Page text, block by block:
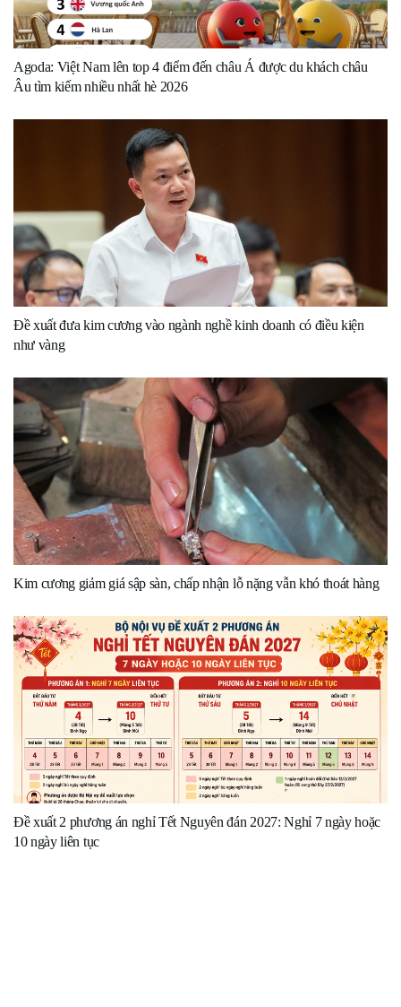
Agoda: Việt Nam lên top 4 điểm đến châu Á được du khách châu
Âu tìm kiếm nhiều nhất hè 2026
Đề xuất đưa kim cương vào ngành nghề kinh doanh có điều kiện
như vàng
Kim cương giảm giá sập sàn, chấp nhận lỗ nặng vẫn khó thoát hàng
Đề xuất 2 phương án nghỉ Tết Nguyên đán 2027: Nghỉ 7 ngày hoặc
10 ngày liên tục